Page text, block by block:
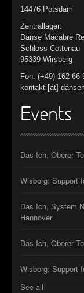
14476 Potsdam
Zentrallager:
Danse Macabre
Schloss Cottenau
95339 Wirsberg
Fon: (+49) 162 66
kontakt [at]
Events
Das Ich, Oberer
Wisborg: Support
Das Ich, System
Hannover
Das Ich, Oberer
Wisborg: Support
See all